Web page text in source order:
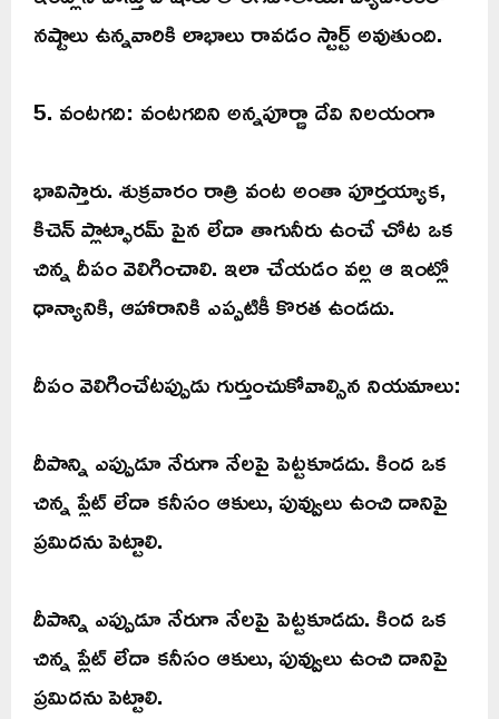
నష్టాలు ఉన్నవారికి లాభాలు రావడం స్టార్ట్ అవుతుంది.
5. వంటగది: వంటగదిని అన్నపూర్ణా దేవి నిలయంగా
భావిస్తారు. శుక్రవారం రాత్రి వంట అంతా పూర్తయ్యాక,
కిచెన్ ప్లాట్ఫారమ్ పైన లేదా తాగునీరు ఉంచే చోట ఒక
చిన్న దీపం వెలిగించాలి. ఇలా చేయడం వల్ల ఆ ఇంట్లో
ధాన్యానికి, ఆహారానికి ఎప్పటికీ కొరత ఉండదు.
దీపం వెలిగించేటప్పుడు గుర్తుంచుకోవాల్సిన నియమాలు:
దీపాన్ని ఎప్పుడూ నేరుగా నేలపై పెట్టకూడదు. కింద ఒక
చిన్న ప్లేట్ లేదా కనీసం ఆకులు, పువ్వులు ఉంచి దానిపై
ప్రమిదను పెట్టాలి.
దీపాన్ని ఎప్పుడూ నేరుగా నేలపై పెట్టకూడదు. కింద ఒక
చిన్న ప్లేట్ లేదా కనీసం ఆకులు, పువ్వులు ఉంచి దానిపై
ప్రమిదను పెట్టాలి.